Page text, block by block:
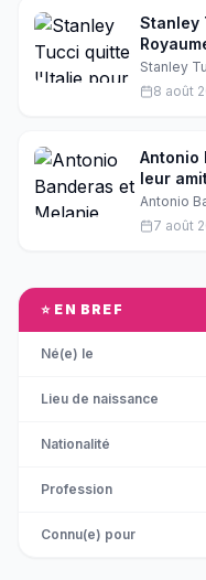
Stanley
les
surprise
Stanley
surprend
Awards
le
8 août
Antonio
leur
divorce
Antonio
reste
après
7 août
⭐ EN BREF
Né(e) le
Lieu de naissance
Nationalité
Profession
Connu(e) pour